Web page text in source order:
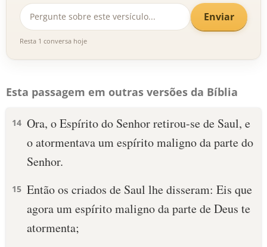
Enviar
Resta 1 conversa hoje
Esta passagem em outras versões da Bíblia
14 Ora, o Espírito do Senhor retirou-se de Saul, e
o atormentava um espírito maligno da parte do
Senhor.
15 Então os criados de Saul lhe disseram: Eis que
agora um espírito maligno da parte de Deus te
atormenta;